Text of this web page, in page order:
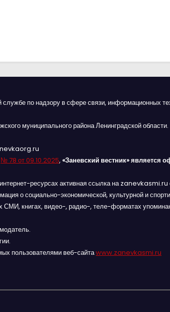
службе по надзору в сфере связи, информационных
муниципального района Ленинградской области.
№ 78 от 09.10.2025, «Заневский вестник» является
ресурсах активная ссылка на zanevkasmi.ru
о социально-экономической, культурной и
книгах, видео-, радио-, теле-форматах
пользователями веб-сайтаwww.zanevkasmi.ru